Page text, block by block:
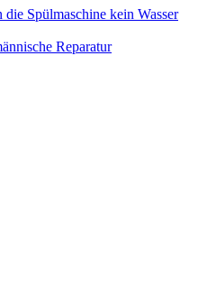
Spülmaschine kein Wasser
Reparatur